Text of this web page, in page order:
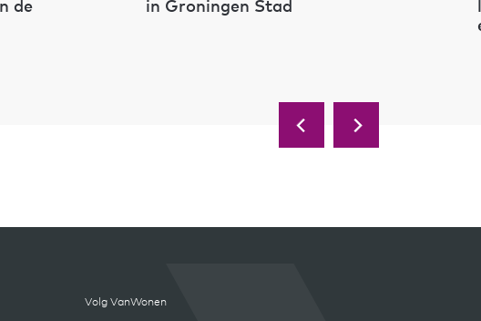
in Groningen Stad
landelijke
Volg VanWonen